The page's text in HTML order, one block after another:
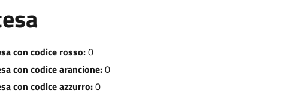
con codice rosso:0
con codice arancione:0
con codice azzurro:0